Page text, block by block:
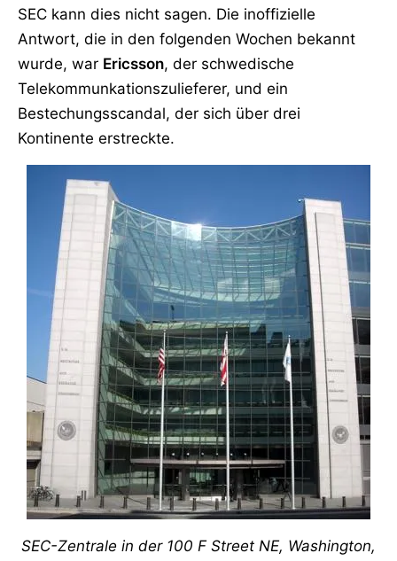
SEC kann dies nicht sagen. Die inoffizielle
Antwort, die in den folgenden Wochen bekannt
wurde, war Ericsson, der schwedische
Telekommunkationszulieferer, und ein
Bestechungsscandal, der sich über drei
Kontinente erstreckte.
SEC-Zentrale in der 100 F Street NE, Washington,